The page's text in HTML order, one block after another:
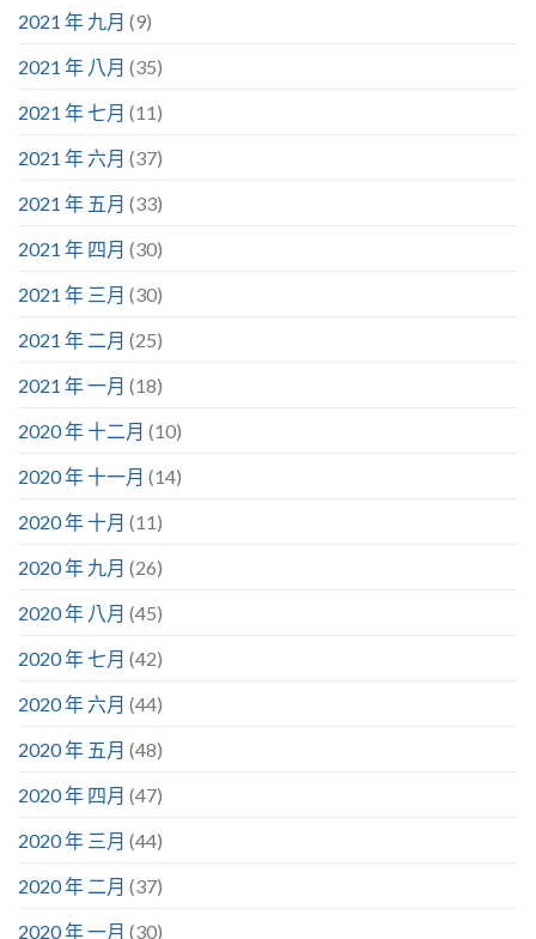
2021 年 九月 (9)
2021 年 八月 (35)
2021 年 七月 (11)
2021 年 六月 (37)
2021 年 五月 (33)
2021 年 四月 (30)
2021 年 三月 (30)
2021 年 二月 (25)
2021 年 一月 (18)
2020 年 十二月 (10)
2020 年 十一月 (14)
2020 年 十月 (11)
2020 年 九月 (26)
2020 年 八月 (45)
2020 年 七月 (42)
2020 年 六月 (44)
2020 年 五月 (48)
2020 年 四月 (47)
2020 年 三月 (44)
2020 年 二月 (37)
2020 年 一月 (30)